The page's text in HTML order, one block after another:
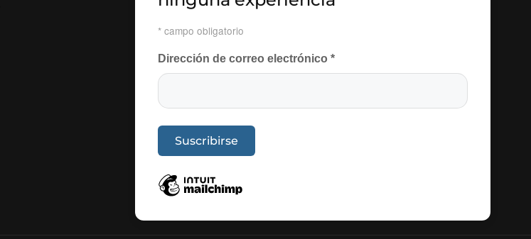
*campo obligatorio
Dirección de correo electrónico *